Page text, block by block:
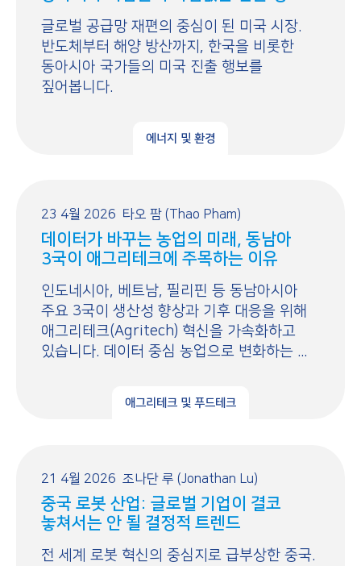
글로벌 공급망 재편의 중심이 된 미국 시장.
반도체부터 해양 방산까지, 한국을 비롯한
동아시아 국가들의 미국 진출 행보를
짚어봅니다.
에너지 및 환경
23 4월 2026 타오 팜 (Thao Pham)
데이터가 바꾸는 농업의 미래, 동남아
3국이 애그리테크에 주목하는 이유
인도네시아, 베트남, 필리핀 등 동남아시아
주요 3국이 생산성 향상과 기후 대응을 위해
애그리테크(Agritech) 혁신을 가속화하고
있습니다. 데이터 중심 농업으로 변화하는 ...
애그리테크 및 푸드테크
21 4월 2026 조나단 루 (Jonathan Lu)
중국 로봇 산업: 글로벌 기업이 결코
놓쳐서는 안 될 결정적 트렌드
전 세계 로봇 혁신의 중심지로 급부상한 중국.